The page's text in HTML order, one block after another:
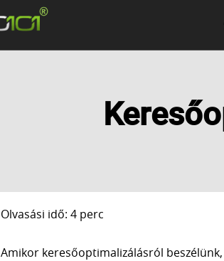
Olvasási idő: 4 perc
Amikor keresőoptimalizálásról